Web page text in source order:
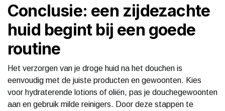
Conclusie: een zijdezachte
huid begint bij een goede
routine
Het verzorgen van je droge huid na het douchen is
eenvoudig met de juiste producten en gewoonten. Kies
voor hydraterende lotions of oliën, pas je douchegewoonten
aan en gebruik milde reinigers. Door deze stappen te